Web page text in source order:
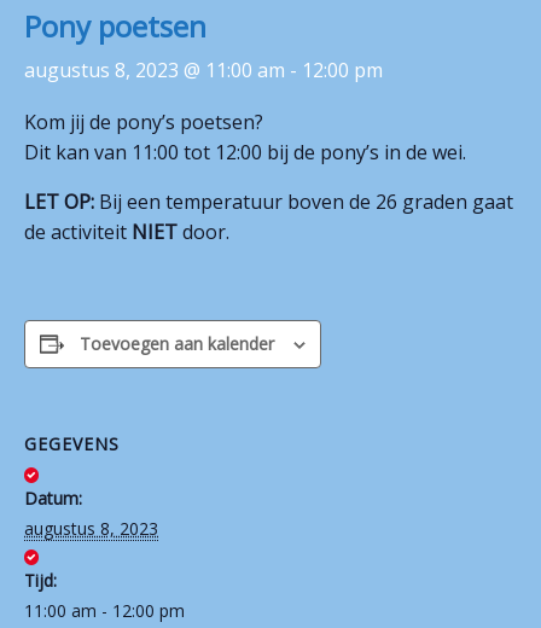
Feest op de boerderij
Activiteiten
Stichting
Pony poetsen
augustus 8, 2023 @ 11:00 am - 12:00 pm
Kom jij de pony’s poetsen?
Dit kan van 11:00 tot 12:00 bij de pony’s in de wei.
LET OP: Bij een temperatuur boven de 26 graden gaat
de activiteit NIETdoor.
Toevoegen aan kalender
GEGEVENS
Datum:
augustus 8, 2023
Tijd:
11:00 am - 12:00 pm